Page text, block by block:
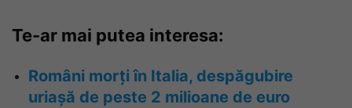
Te-ar mai putea interesa:
Români morți în Italia, despăgubire
uriașă de peste 2 milioane de euro